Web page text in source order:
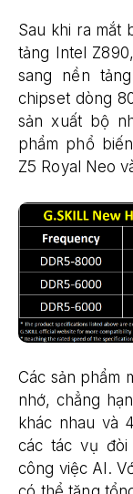
Sau khi ra mắt
tảng Intel
sang nền
chipset dòng
sản xuất bộ
phẩm phổ
Z5 Royal Neo
Các sản phẩm
nhớ, chẳng
khác nhau và
các tác vụ
công việc AI.